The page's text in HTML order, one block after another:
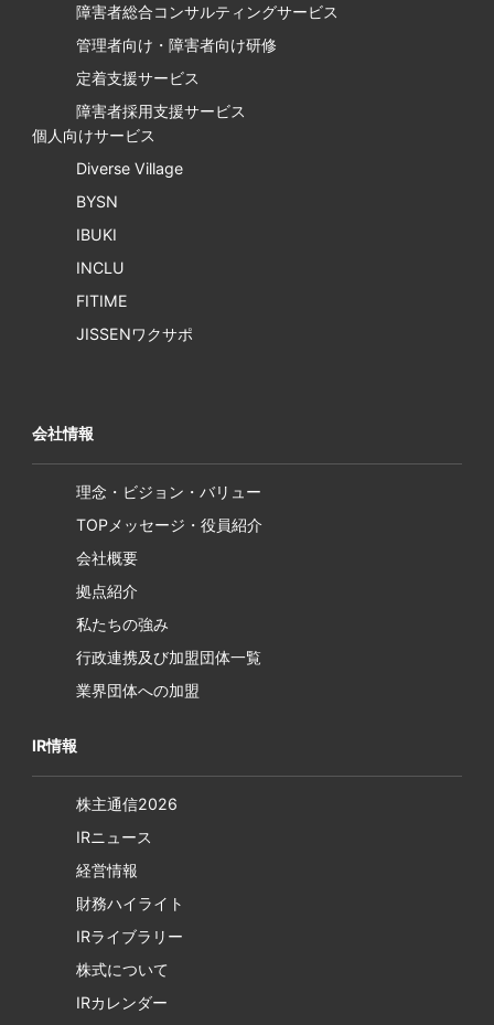
障害者総合コンサルティングサービス
管理者向け・障害者向け研修
定着支援サービス
障害者採用支援サービス
個人向けサービス
Diverse Village
BYSN
IBUKI
INCLU
FITIME
JISSENワクサポ
会社情報
理念・ビジョン・バリュー
TOPメッセージ・役員紹介
会社概要
拠点紹介
私たちの強み
行政連携及び加盟団体一覧
業界団体への加盟
IR情報
株主通信2026
IRニュース
経営情報
財務ハイライト
IRライブラリー
株式について
IRカレンダー